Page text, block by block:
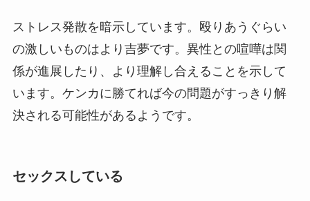
ストレス発散を暗示しています。殴りあうぐらい
の激しいものはより吉夢です。異性との喧嘩は関
係が進展したり、より理解し合えることを示して
います。ケンカに勝てれば今の問題がすっきり解
決される可能性があるようです。
セックスしている